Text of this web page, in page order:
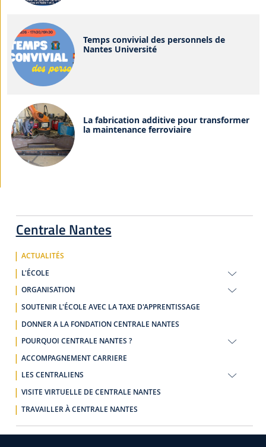
Centrale Nantes
ACTUALITÉS
L'ÉCOLE
ORGANISATION
SOUTENIR L'ÉCOLE AVEC LA TAXE D'APPRENTISSAGE
DONNER A LA FONDATION CENTRALE NANTES
POURQUOI CENTRALE NANTES ?
ACCOMPAGNEMENT CARRIERE
LES CENTRALIENS
VISITE VIRTUELLE DE CENTRALE NANTES
TRAVAILLER À CENTRALE NANTES
Temps convivial des personnels de
Nantes Université
La fabrication additive pour transformer
la maintenance ferroviaire